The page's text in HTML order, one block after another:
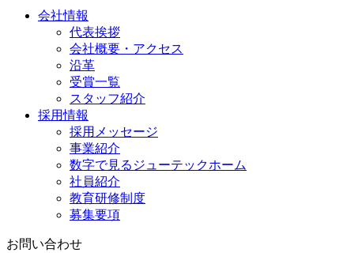
会社情報
代表挨拶
会社概要・アクセス
沿革
受賞一覧
スタッフ紹介
採用情報
採用メッセージ
事業紹介
数字で見るジューテックホーム
社員紹介
教育研修制度
募集要項
お問い合わせ